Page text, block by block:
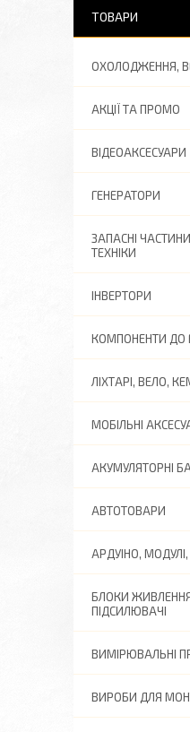
ТОВАРИ
ОХОЛОДЖЕННЯ,
АКЦІЇ ТА ПРОМО
ВІДЕОАКСЕСУАРИ
ГЕНЕРАТОРИ
ЗАПАСНІ
ТЕХНІКИ
ІНВЕРТОРИ
КОМПОНЕНТИ ДО
ЛІХТАРІ, ВЕЛО,
МОБІЛЬНІ
АКУМУЛЯТОРНІ
АВТОТОВАРИ
АРДУІНО,
БЛОКИ
ПІДСИЛЮВАЧІ
ВИМІРЮВАЛЬНІ
ВИРОБИ ДЛЯ